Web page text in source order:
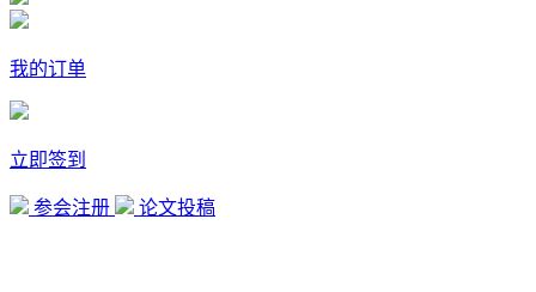
我的订单
立即签到
参会注册 论文投稿